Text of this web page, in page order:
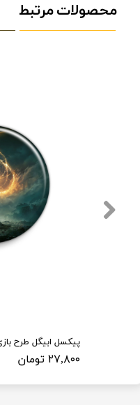
محصولات مرتبط
۲۷,۸۰۰ تومان